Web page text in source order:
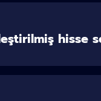
hisse